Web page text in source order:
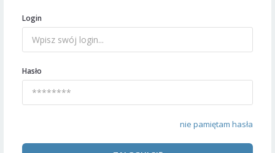
Login
Hasło
nie pamiętam hasła